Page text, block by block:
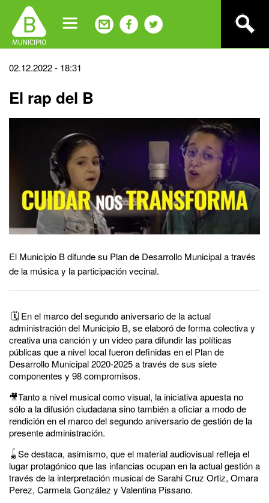
navigation
Back
top
02.12.2022 - 18:31
El rap del B
El Municipio B difunde su Plan de Desarrollo Municipal a través
de la música y la participación vecinal.
🗓 En el marco del segundo aniversario de la actual
administración del Municipio B, se elaboró de forma colectiva y
creativa una canción y un video para difundir las políticas
públicas que a nivel local fueron definidas en el Plan de
Desarrollo Municipal 2020-2025 a través de sus siete
componentes y 98 compromisos.
🎥Tanto a nivel musical como visual, la iniciativa apuesta no
sólo a la difusión ciudadana sino también a oficiar a modo de
rendición en el marco del segundo aniversario de gestión de la
presente administración.
🪀Se destaca, asimismo, que el material audiovisual refleja el
lugar protagónico que las infancias ocupan en la actual gestión a
través de la interpretación musical de Sarahi Cruz Ortiz, Omara
Perez, Carmela González y Valentina Pissano.